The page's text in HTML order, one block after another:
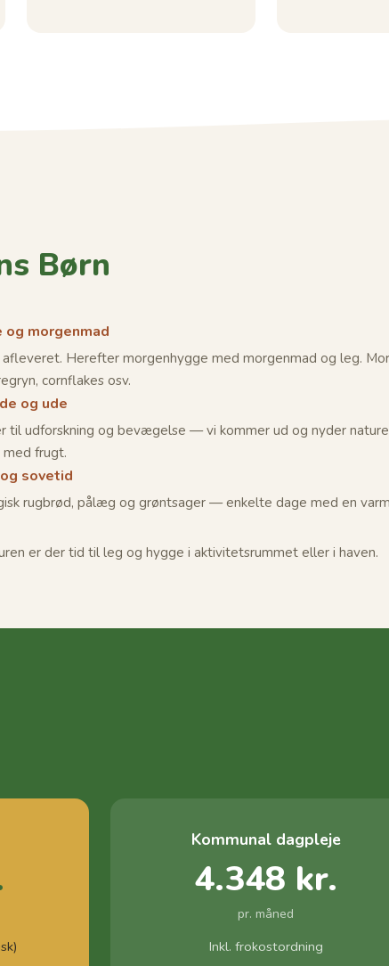
Børn
og morgenmad
Herefter morgenhygge med morgenmad og leg.
cornflakes osv.
og ude
til udforskning og bevægelse — vi kommer ud og nyder
frugt.
sovetid
rugbrød, pålæg og grøntsager — enkelte dage med en
er der tid til leg og hygge i aktivitetsrummet eller i haven.
Kommunal dagpleje
4.348 kr.
pr. måned
Inkl. frokostordning